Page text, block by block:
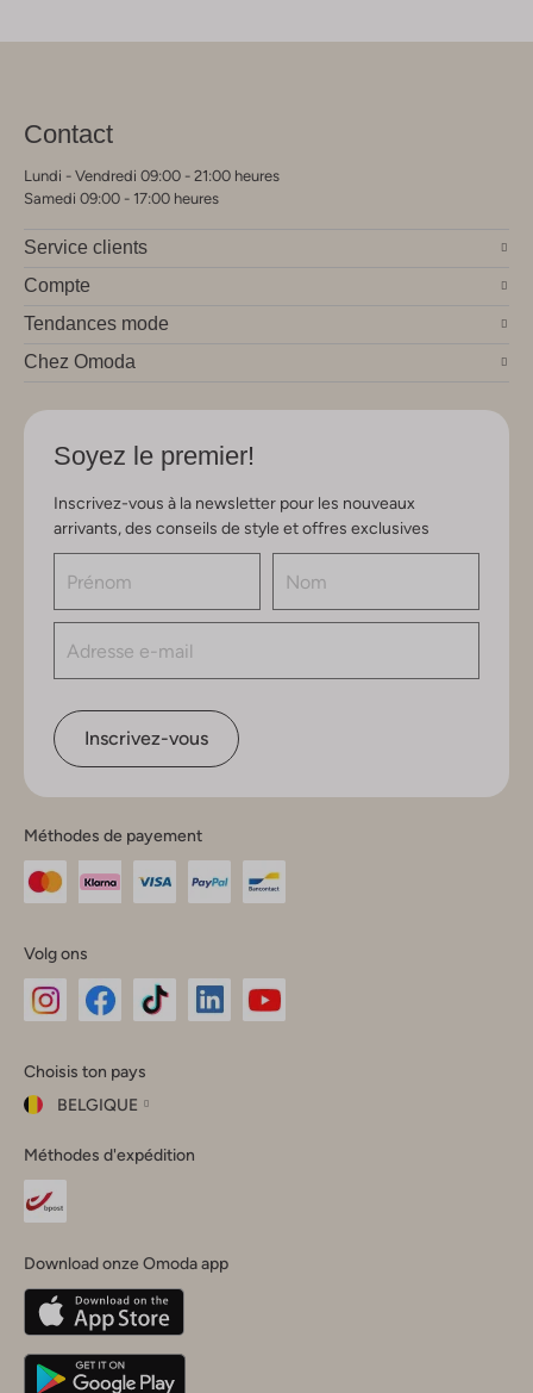
Contact
Lundi - Vendredi 09:00 - 21:00 heures
Samedi 09:00 - 17:00 heures
Service clients
Compte
Tendances mode
Chez Omoda
Soyez le premier!
Inscrivez-vous à la newsletter pour les nouveaux
arrivants, des conseils de style et offres exclusives
Inscrivez-vous
Méthodes de payement
Volg ons
Instagram
Facebook
TikTok
Choisis ton pays
BELGIQUE
ton
pays
Fermer
Belgique(Français)
Deutschland
Méthodes d'expédition
Download onze Omoda app